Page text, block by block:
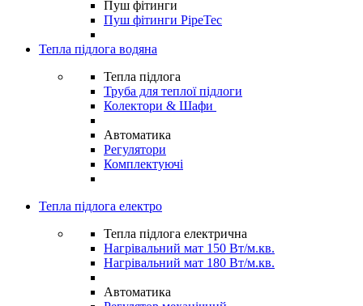
Пуш фітинги
Пуш фітинги PipeTec
Тепла підлога водяна
Тепла підлога
Труба для теплої підлоги
Колектори & Шафи
Автоматика
Регулятори
Комплектуючі
Тепла підлога електро
Тепла підлога електрична
Нагрівальний мат 150 Вт/м.кв.
Нагрівальний мат 180 Вт/м.кв.
Автоматика